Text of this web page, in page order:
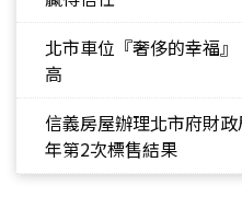
北市車位『奢侈的幸福
高
信義房屋辦理北市府財
年第2次標售結果